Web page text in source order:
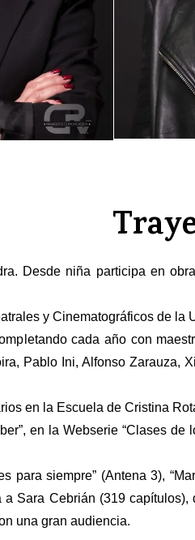
Desde niña participa en
y Cinematográficos de
cada año con
Pablo Ini, Alfonso Zarauza,
en la Escuela de Cristina
en la Webserie “Clases
para siempre” (Antena 3),
a Sara Cebrián (319
una gran audiencia.